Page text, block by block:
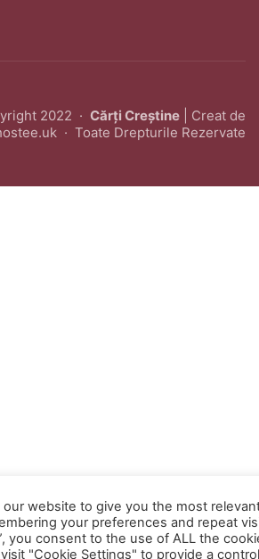
2022 · Cărți Creștine | Creat de
· Toate Drepturile Rezervate
website to give you the most
your preferences and repeat
you consent to the use of ALL the
"Cookie Settings" to provide a